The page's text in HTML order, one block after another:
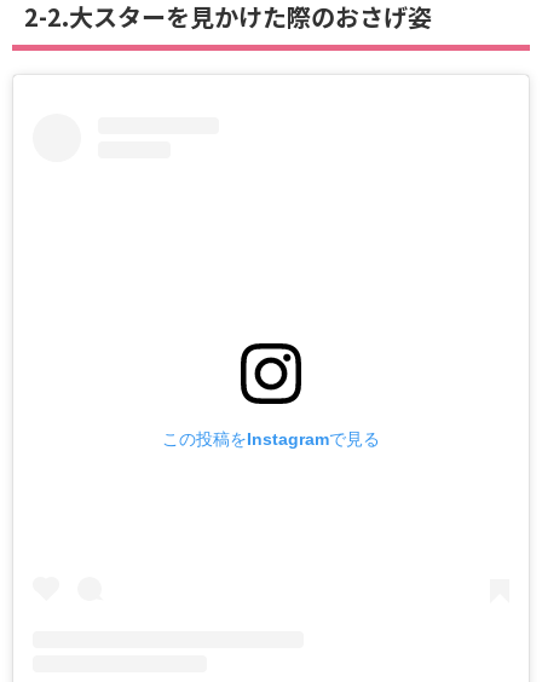
2-2.大スターを見かけた際のおさげ姿
この投稿をInstagramで見る